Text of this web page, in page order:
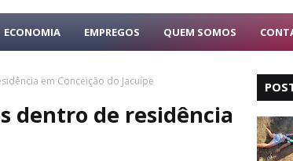
ECONOMIA EMPREGOS QUEM SOMOS
em Conceição do Jacuípe
dentro de residência